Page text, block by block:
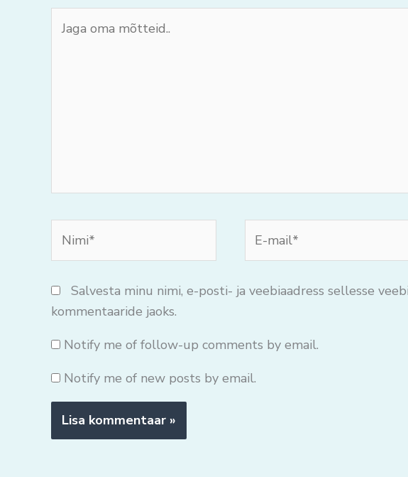
oma
mail*
Salvesta minu nimi, e-posti- ja veebiaadress sellesse
kommentaaride jaoks.
Notify me of follow-up comments by email.
Notify me of new posts by email.